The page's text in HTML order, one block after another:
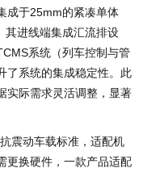
成于25mm的紧凑单体
其进线端集成汇流排设
系统（列车控制与管
了系统的集成稳定性。此
实际需求灵活调整，显著
震动车载标准，适配机
更换硬件，一款产品适配